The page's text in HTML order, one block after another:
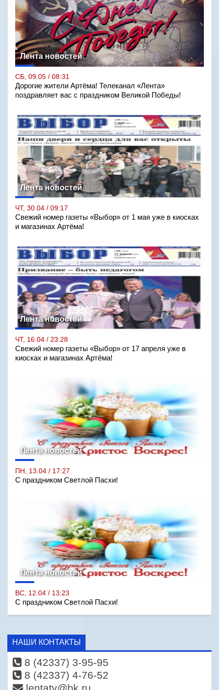
Лента новостей
СБ, 09.05 / 08:31
Дорогие жители Артёма! Телеканал «Лента»
поздравляет вас с праздником Великой Победы!
Лента новостей
ЧТ, 30.04 / 09:17
Свежий номер газеты «Выбор» от 1 мая уже в киосках
и магазинах Артёма!
Лента новостей
ЧТ, 16.04 / 23:28
Свежий номер газеты «Выбор» от 17 апреля уже в
киосках и магазинах Артёма!
Лента новостей
ПН, 13.04 / 17:27
С праздником Светлой Пасхи!
Лента новостей
ВС, 12.04 / 13:23
С праздником Светлой Пасхи!
НАШИ КОНТАКТЫ
8 (42337) 3-95-95
8 (42337) 4-76-52